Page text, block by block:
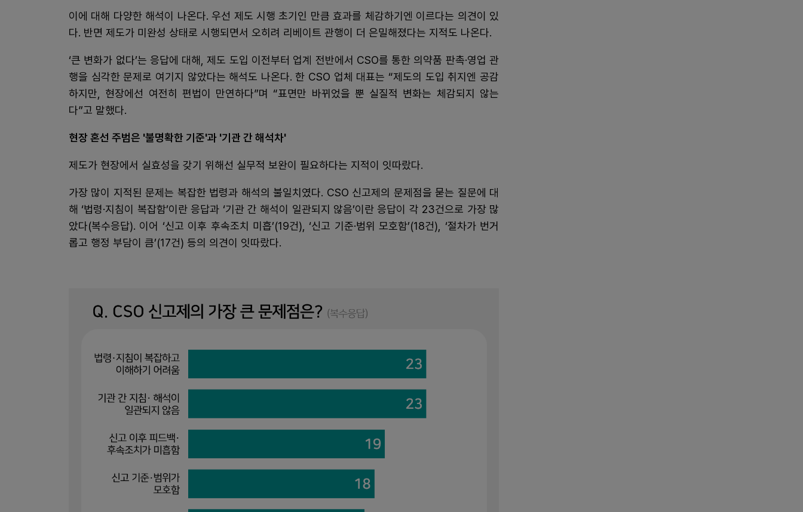
이에 대해 다양한 해석이 나온다. 우선 제도 시행 초기인 만큼 효과를 체감하기엔 이르다는 의견이 있
다. 반면 제도가 미완성 상태로 시행되면서 오히려 리베이트 관행이 더 은밀해졌다는 지적도 나온다.
‘큰 변화가 없다’는 응답에 대해, 제도 도입 이전부터 업계 전반에서 CSO를 통한 의약품 판촉·영업 관
행을 심각한 문제로 여기지 않았다는 해석도 나온다. 한 CSO 업체 대표는 “제도의 도입 취지엔 공감
하지만, 현장에선 여전히 편법이 만연하다”며 “표면만 바뀌었을 뿐 실질적 변화는 체감되지 않는
다”고 말했다.
현장 혼선 주범은 '불명확한 기준'과 '기관 간 해석차'
제도가 현장에서 실효성을 갖기 위해선 실무적 보완이 필요하다는 지적이 잇따랐다.
가장 많이 지적된 문제는 복잡한 법령과 해석의 불일치였다. CSO 신고제의 문제점을 묻는 질문에 대
해 ‘법령·지침이 복잡함’이란 응답과 ‘기관 간 해석이 일관되지 않음’이란 응답이 각 23건으로 가장 많
았다(복수응답). 이어 ‘신고 이후 후속조치 미흡’(19건), ‘신고 기준·범위 모호함’(18건), ‘절차가 번거
롭고 행정 부담이 큼’(17건) 등의 의견이 잇따랐다.